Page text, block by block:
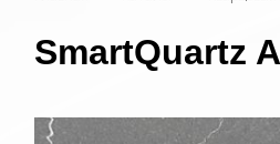
SmartQuartz